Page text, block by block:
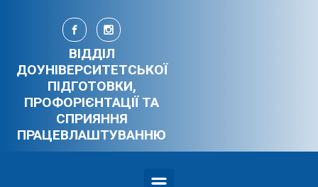
Skip to main content
ВІДДІЛ
ДОУНІВЕРСИТЕТСЬКОЇ
ПІДГОТОВКИ,
ПРОФОРІЄНТАЦІЇ ТА
СПРИЯННЯ
ПРАЦЕВЛАШТУВАННЮ